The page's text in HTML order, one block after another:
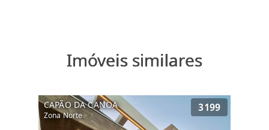
Imóveis similares
CAPÃO DA CANOA
Zona Norte
3199